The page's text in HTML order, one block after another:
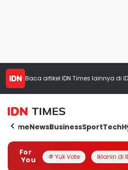
Baca artikel IDN Times lainnya di
HomeNewsBusinessSportTech
For
You
# Yuk Vote Iklanin di